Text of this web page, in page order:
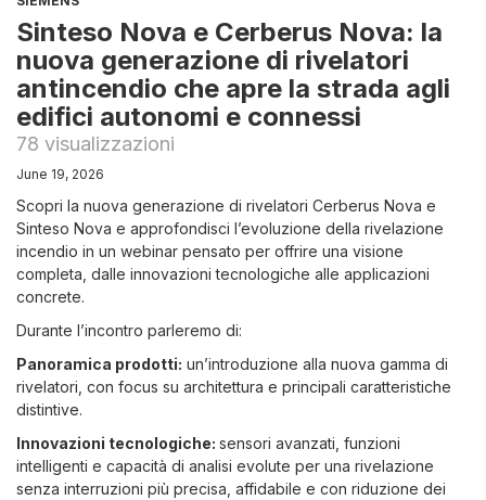
Sinteso Nova e Cerberus Nova: la
nuova generazione di rivelatori
antincendio che apre la strada agli
edifici autonomi e connessi
78 visualizzazioni
June 19, 2026
Scopri la nuova generazione di rivelatori Cerberus Nova e
Sinteso Nova e approfondisci l’evoluzione della rivelazione
incendio in un webinar pensato per offrire una visione
completa, dalle innovazioni tecnologiche alle applicazioni
concrete.
Durante l’incontro parleremo di:
Panoramica prodotti: un’introduzione alla nuova gamma di
rivelatori, con focus su architettura e principali caratteristiche
distintive.
Innovazioni tecnologiche: sensori avanzati, funzioni
intelligenti e capacità di analisi evolute per una rivelazione
senza interruzioni più precisa, affidabile e con riduzione dei